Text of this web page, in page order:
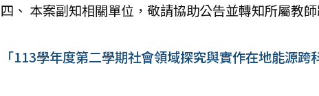
四、 本案副知相關單位，敬請協助公告並轉知所屬教
「113學年度第二學期社會領域探究與實作在地能源跨